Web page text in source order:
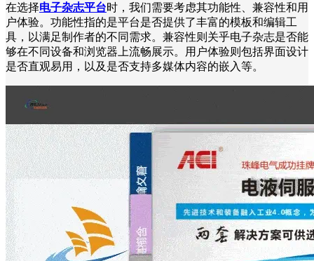
在选择电子杂志平台时，我们需要考虑其功能性、兼容性和用
户体验。功能性指的是平台是否提供了丰富的模板和编辑工
具，以满足制作者的不同需求。兼容性则关乎电子杂志是否能
够在不同设备和浏览器上流畅展示。用户体验则包括界面设计
是否直观易用，以及是否支持多媒体内容的嵌入等。